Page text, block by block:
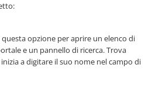
opzione per aprire un elenco di
e un pannello di ricerca. Trova
a digitare il suo nome nel campo di